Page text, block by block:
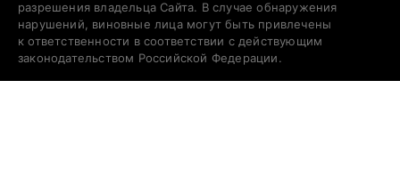
разрешения владельца Сайта. В случае обнаружения
нарушений, виновные лица могут быть привлечены
к ответственности в соответствии с действующим
законодательством Российской Федерации.